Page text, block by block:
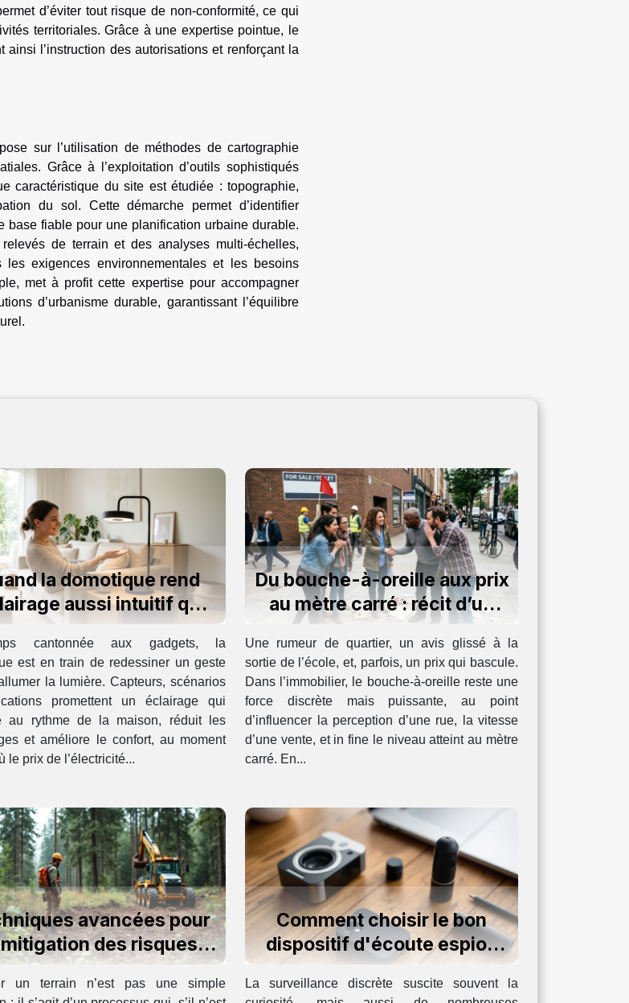
d’éviter tout risque de non-conformité, ce qui
territoriales. Grâce à une expertise pointue, le
l’instruction des autorisations et renforçant la
sur l’utilisation de méthodes de cartographie
Grâce à l’exploitation d’outils sophistiqués
caractéristique du site est étudiée : topographie,
du sol. Cette démarche permet d’identifier
base fiable pour une planification urbaine durable.
de terrain et des analyses multi-échelles,
exigences environnementales et les besoins
met à profit cette expertise pour accompagner
d’urbanisme durable, garantissant l’équilibre
la domotique rend
aussi intuitif que
l’humain
cantonnée aux gadgets, la
est en train de redessiner un geste
la lumière. Capteurs, scénarios
promettent un éclairage qui
au rythme de la maison, réduit les
et améliore le confort, au moment
le prix de l’électricité...
Du bouche-à-oreille aux prix
au mètre carré : récit d’un
impact insoupçonné
Une rumeur de quartier, un avis glissé à la
sortie de l’école, et, parfois, un prix qui bascule.
Dans l’immobilier, le bouche-à-oreille reste une
force discrète mais puissante, au point
d’influencer la perception d’une rue, la vitesse
d’une vente, et in fine le niveau atteint au mètre
carré. En...
avancées pour
des risques
lors du
défrichage
un terrain n’est pas une simple
Comment choisir le bon
dispositif d'écoute espion
pour vos besoins ?
La surveillance discrète suscite souvent la